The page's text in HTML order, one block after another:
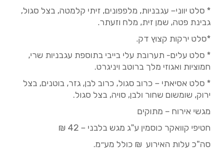
* סלט יווני– עגבניות, מלפפונים, זיתי קלמטה, בצל סגול,
גבינת פטה, שמן זית, מלח וזעתר.
*סלט ירקות קצוץ דק.
* סלט עלים- תערובת עלי בייבי בתוספת עגבניות שרי,
חמוציות ואגוזי מלך ברוטב ויניגרט.
* סלט אסיאתי – כרוב סגול, כרוב לבן, גזר, בוטנים, בצל
ירוק, שומשום שחור ולבן, סויה, בצל סגול.
מגשי אירוח – מתוקים
חטיפי קוואקר כוסמין ע"ג מגש בלבני – 42 ₪
סה"כ עלות האירוע ₪ כולל מע״מ.